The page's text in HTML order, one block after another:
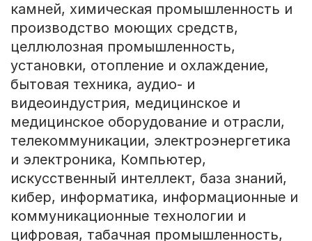
камней, химическая промышленность и
производство моющих средств,
целлюлозная промышленность,
установки, отопление и охлаждение,
бытовая техника, аудио- и
видеоиндустрия, медицинское и
медицинское оборудование и отрасли,
телекоммуникации, электроэнергетика
и электроника, Компьютер,
искусственный интеллект, база знаний,
кибер, информатика, информационные и
коммуникационные технологии и
цифровая, табачная промышленность,